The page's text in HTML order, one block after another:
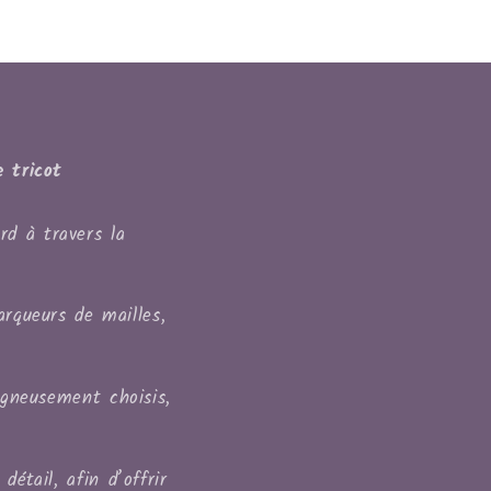
tricot
à travers la
de mailles,
choisis,
détail, afin d’offrir